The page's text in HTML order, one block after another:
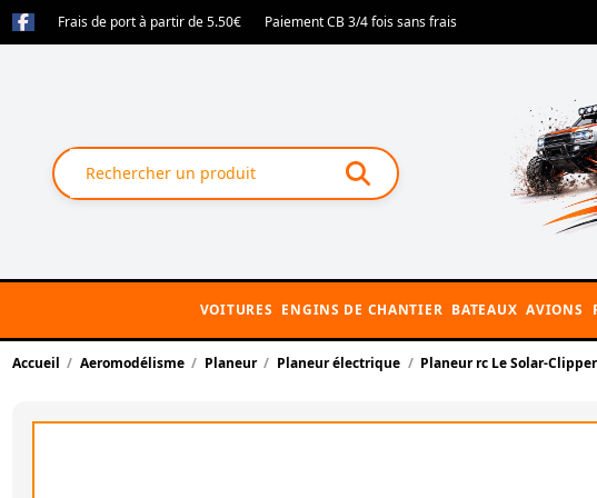
Frais de port à partir de 5.50€ Paiement CB 3/4 fois sans frais
VOITURES ENGINS DE CHANTIER BATEAUX AVIONS
Accueil Aeromodélisme Planeur Planeur électrique Planeur rc Le Solar-Clipper